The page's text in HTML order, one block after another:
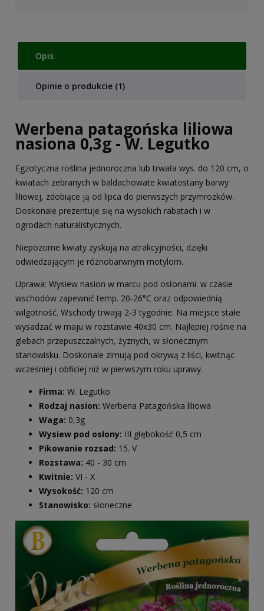
Opis
Opinie o produkcie (1)
Werbena patagońska liliowa
nasiona 0,3g - W. Legutko
Egzotyczna roślina jednoroczna lub trwała wys. do 120 cm, o
kwiatach zebranych w baldachowate kwiatostany barwy
liliowej, zdobiące ją od lipca do pierwszych przymrozków.
Doskonale prezentuje się na wysokich rabatach i w
ogrodach naturalistycznych.
Niepozorne kwiaty zyskują na atrakcyjności, dzięki
odwiedzającym je różnobarwnym motylom.
Uprawa: Wysiew nasion w marcu pod osłonami. w czasie
wschodów zapewnić temp. 20-26°C oraz odpowiednią
wilgotność. Wschody trwają 2-3 tygodnie. Na miejsce stałe
wysadzać w maju w rozstawie 40x30 cm. Najlepiej rośnie na
glebach przepuszczalnych, żyznych, w słonecznym
stanowisku. Doskonale zimują pod okrywą z liści, kwitnąc
wcześniej i obficiej niż w pierwszym roku uprawy.
Firma: W. Legutko
Rodzaj nasion: Werbena Patagońska liliowa
Waga: 0,3g
Wysiew pod osłony: III głębokość 0,5 cm
Pikowanie rozsad: 15. V
Rozstawa: 40 - 30 cm
Kwitnie: VI - X
Wysokość: 120 cm
Stanowisko: słoneczne